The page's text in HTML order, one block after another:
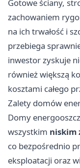
Gotowe ściany,
zachowaniem
na ich trwałość i
przebiega
inwestor zyskuje
również większą
kosztami całego
Zalety domów
Domy
wszystkim niskim
co bezpośrednio
eksploatacji oraz